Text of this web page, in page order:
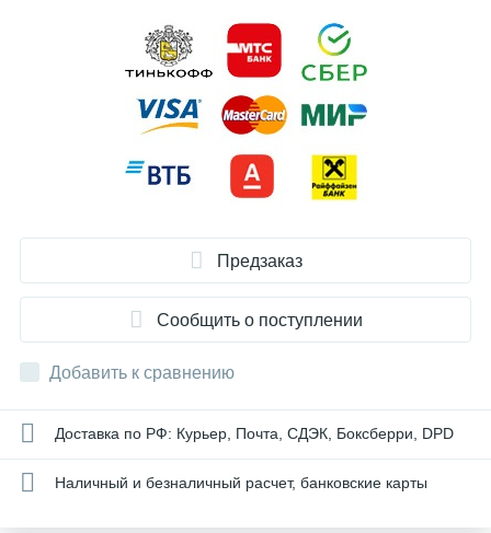
Предзаказ
Сообщить о поступлении
Добавить к сравнению
Доставка по РФ: Курьер, Почта, СДЭК, Боксберри, DPD
Наличный и безналичный расчет, банковские карты